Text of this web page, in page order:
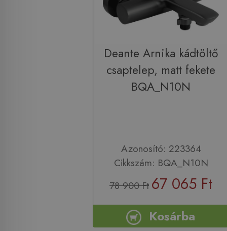
Deante Arnika kádtöltő
csaptelep, matt fekete
BQA_N10N
Azonosító: 223364
Cikkszám: BQA_N10N
78 900 Ft 67 065 Ft
Kosárba